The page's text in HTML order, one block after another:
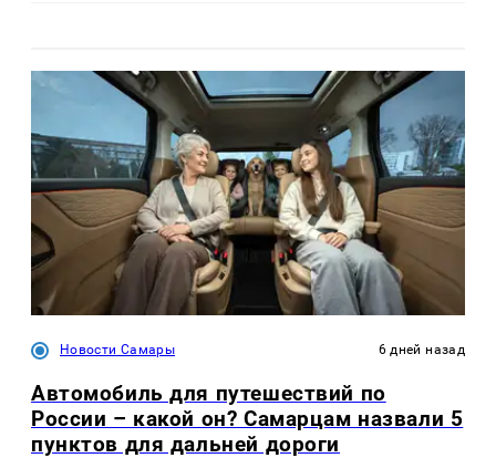
Новости Самары 6 дней назад
Автомобиль для путешествий по
России – какой он? Самарцам назвали 5
пунктов для дальней дороги